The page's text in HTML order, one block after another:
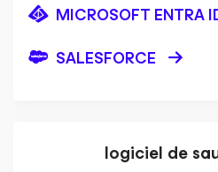
MICROSOFT ENTRA
SALESFORCE
logiciel de